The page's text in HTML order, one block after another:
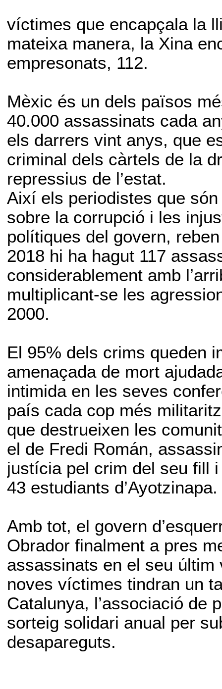
víctimes que encapçala la
mateixa manera, la Xina
empresonats, 112.
Mèxic és un dels països
40.000 assassinats cada
els darrers vint anys, que
criminal dels càrtels de la
repressius de l’estat.
Així els periodistes que
sobre la corrupció i les
polítiques del govern,
2018 hi ha hagut 117
considerablement amb
multiplicant-se les
2000.
El 95% dels crims queden
amenaçada de mort
intimida en les seves
país cada cop més
que destrueixen les
el de Fredi Román,
justícia pel crim del seu fill
43 estudiants d’Ayotzinapa.
Amb tot, el govern
Obrador finalment a pres
assassinats en el seu últim
noves víctimes tindran un
Catalunya, l’associació de
sorteig solidari anual per
desapareguts.